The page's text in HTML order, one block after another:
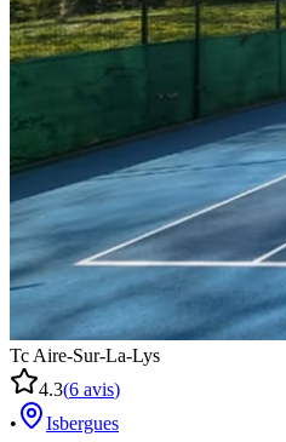
Tc Aire-Sur-La-Lys
4.3(6 avis)
•
Isbergues